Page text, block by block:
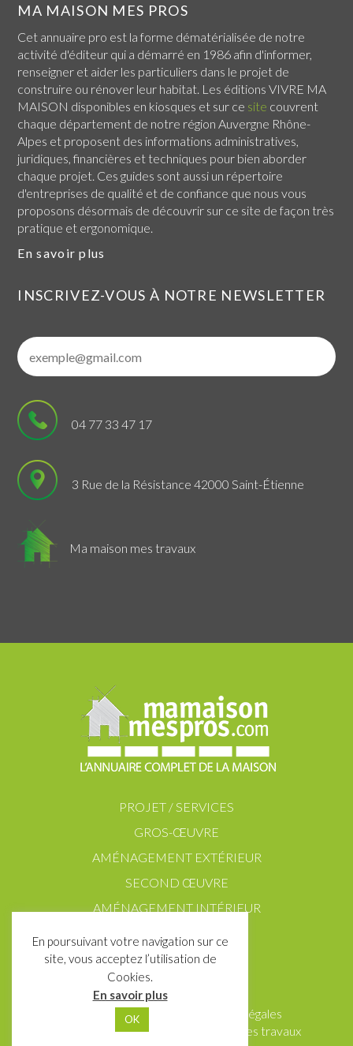
MA MAISON MES PROS
Cet annuaire pro est la forme dématérialisée de notre
activité d'éditeur qui a démarré en 1986 afin d'informer,
renseigner et aider les particuliers dans le projet de
construire ou rénover leur habitat. Les éditions VIVRE MA
MAISON disponibles en kiosques et sur ce site couvrent
chaque département de notre région Auvergne Rhône-
Alpes et proposent des informations administratives,
juridiques, financières et techniques pour bien aborder
chaque projet. Ces guides sont aussi un répertoire
d'entreprises de qualité et de confiance que nous vous
proposons désormais de découvrir sur ce site de façon très
pratique et ergonomique.
En savoir plus
INSCRIVEZ-VOUS À NOTRE NEWSLETTER
04 77 33 47 17
3 Rue de la Résistance 42000 Saint-Étienne
Ma maison mes travaux
PROJET / SERVICES
GROS-ŒUVRE
AMÉNAGEMENT EXTÉRIEUR
SECOND ŒUVRE
AMÉNAGEMENT INTÉRIEUR
Partenaires
Mentions Légales
Données personnelles
Ma maison mes travaux
En poursuivant votre navigation sur ce
site, vous acceptez l’utilisation de
Cookies.
En savoir plus
OK